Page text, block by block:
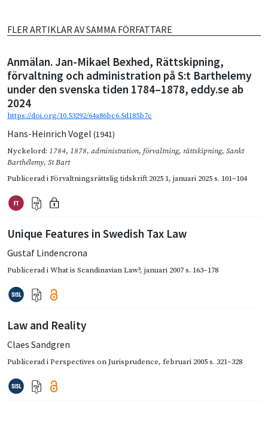
FLER ARTIKLAR AV SAMMA FÖRFATTARE
Anmälan. Jan-Mikael Bexhed, Rättskipning,
förvaltning och administration på S:t Barthelemy
under den svenska tiden 1784–1878, eddy.se ab
2024
https://doi.org/10.53292/64a86bc6.5d185b7c
Hans-Heinrich Vogel (1941)
Nyckelord: 1784, 1878, administration, förvaltning, rättskipning, Sankt
Barthélemy, St Bart
Publicerad iFörvaltningsrättslig tidskrift 2025 1, januari 2025s. 101–104
Unique Features in Swedish Tax Law
Gustaf Lindencrona
Publicerad iWhat is Scandinavian Law?, januari 2007s. 163–178
Law and Reality
Claes Sandgren
Publicerad iPerspectives on Jurisprudence, februari 2005s. 321–328